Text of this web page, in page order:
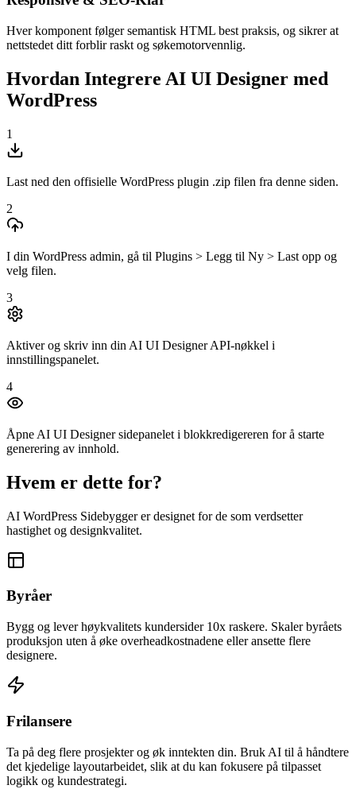
Hver komponent følger semantisk HTML best praksis, og sikrer at
nettstedet ditt forblir raskt og søkemotorvennlig.
Hvordan Integrere AI UI Designer med
WordPress
1
Last ned den offisielle WordPress plugin .zip filen fra denne siden.
2
I din WordPress admin, gå til Plugins > Legg til Ny > Last opp og
velg filen.
3
Aktiver og skriv inn din AI UI Designer API-nøkkel i
innstillingspanelet.
4
Åpne AI UI Designer sidepanelet i blokkredigereren for å starte
generering av innhold.
Hvem er dette for?
AI WordPress Sidebygger er designet for de som verdsetter
hastighet og designkvalitet.
Byråer
Bygg og lever høykvalitets kundersider 10x raskere. Skaler byråets
produksjon uten å øke overheadkostnadene eller ansette flere
designere.
Frilansere
Ta på deg flere prosjekter og øk inntekten din. Bruk AI til å håndtere
det kjedelige layoutarbeidet, slik at du kan fokusere på tilpasset
logikk og kundestrategi.